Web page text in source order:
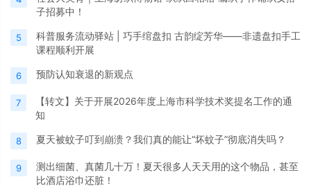
子招募中！
5
科普服务流动驿站 | 巧手绾盘扣 古韵绽芳华——非遗盘扣手工
课程顺利开展
6 预防认知衰退的新观点
7
【转文】关于开展2026年度上海市科学技术奖提名工作的通
知
8 夏天被蚊子叮到崩溃？我们真的能让“坏蚊子”彻底消失吗？
9
测出细菌、真菌几十万！夏天很多人天天用的这个物品，甚至
比酒店浴巾还脏！